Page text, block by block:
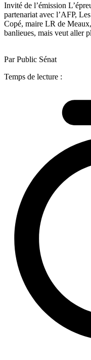
Invité de l’émission
partenariat avec l’AFP,
Copé, maire LR de
banlieues, mais veut aller
Par Public Sénat
Temps de lecture :